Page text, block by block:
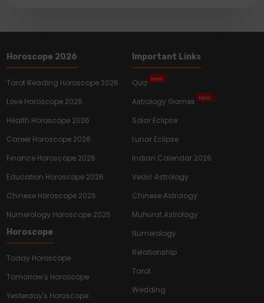
Horoscope 2026
Tarot Reading Horoscope 2026
Love Horoscope 2026
Health Horoscope 2026
Career Horoscope 2026
Finance Horoscope 2026
Education Horoscope 2026
Chinese Horoscope 2026
Numerology Horoscope 2026
Horoscope
Today Horoscope
Tomorrow's Horoscope
Yesterday's Horoscope
Important Links
Quiz New
Astrology Games New
Solar Eclipse
Lunar Eclipse
Indian Calendar 2026
Vedic Astrology
Chinese Astrology
Muhurat Astrology
Numerology
Relationship
Tarot
Wedding